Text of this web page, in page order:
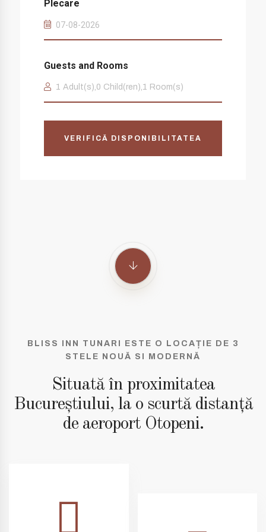
Plecare
Guests and Rooms
1 Adult(s),0 Child(ren),1 Room(s)
VERIFICĂ DISPONIBILITATEA
BLISS INN TUNARI ESTE O LOCAȚIE DE 3
STELE NOUĂ SI MODERNĂ
Situată în proximitatea
Bucureștiului, la o scurtă distanță
de aeroport Otopeni.